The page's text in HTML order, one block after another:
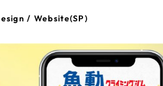
/ Website(SP)